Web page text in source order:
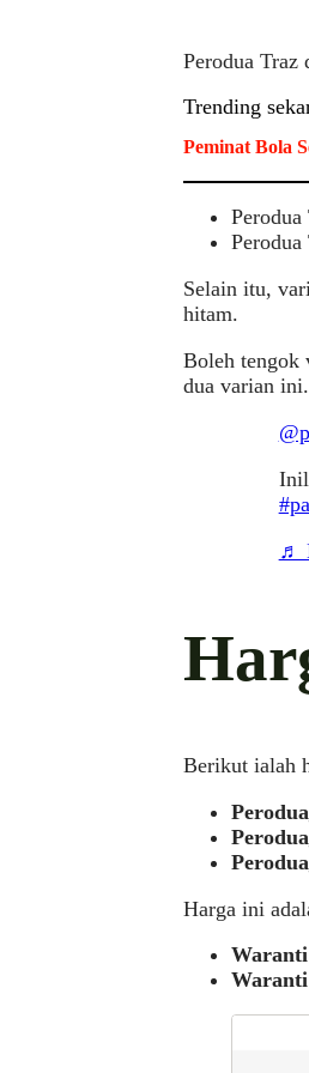
Perodua Traz
Trending
Peminat Bola
Selain itu,
hitam.
Boleh tengok
dua varian ini.
♬
Berikut ialah
Harga ini
Waranti